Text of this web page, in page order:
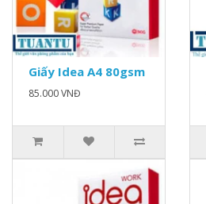
Giấy Idea A4 80gsm
85.000 VNĐ